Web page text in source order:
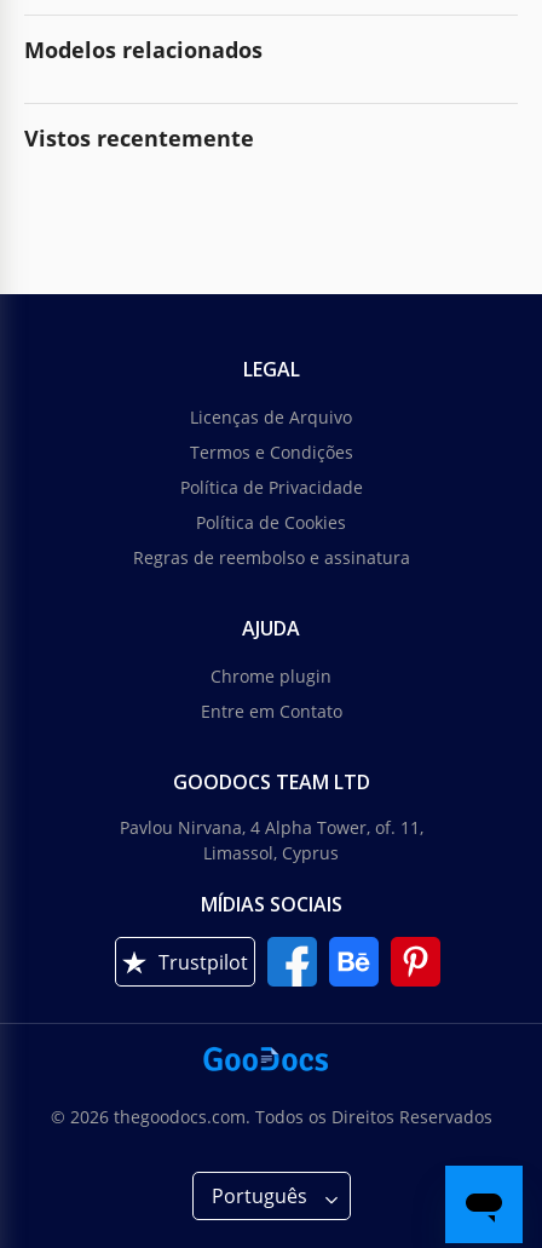
Modelos relacionados
Vistos recentemente
LEGAL
Licenças de Arquivo
Termos e Condições
Política de Privacidade
Política de Cookies
Regras de reembolso e assinatura
AJUDA
Chrome plugin
Entre em Contato
GOODOCS TEAM LTD
Pavlou Nirvana, 4 Alpha Tower, of. 11,
Limassol, Cyprus
MÍDIAS SOCIAIS
Trustpilot
© 2026 thegoodocs.com. Todos os Direitos Reservados
Português